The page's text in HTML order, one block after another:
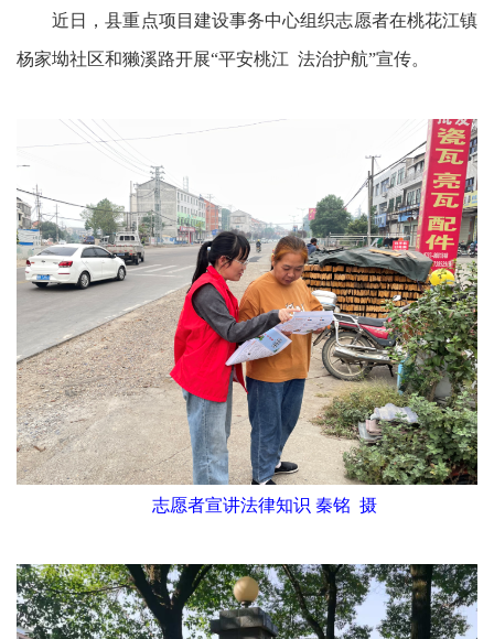
近日，县重点项目建设事务中心组织志愿者在桃花江镇
杨家坳社区和獭溪路开展“平安桃江 法治护航”宣传。
志愿者宣讲法律知识 秦铭 摄